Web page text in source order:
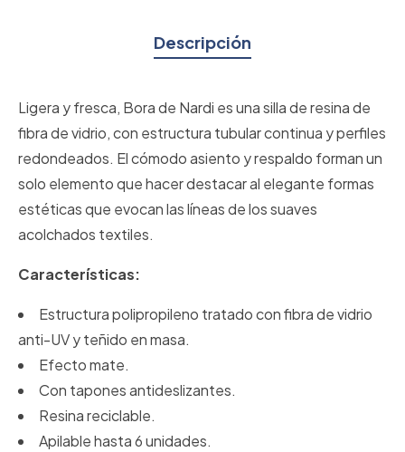
Descripción
Ligera y fresca, Bora de Nardi es una silla de resina de
fibra de vidrio, con estructura tubular continua y perfiles
redondeados. El cómodo asiento y respaldo forman un
solo elemento que hacer destacar al elegante formas
estéticas que evocan las líneas de los suaves
acolchados textiles.
Características:
Estructura polipropileno tratado con fibra de vidrio
anti-UV y teñido en masa.
Efecto mate.
Con tapones antideslizantes.
Resina reciclable.
Apilable hasta 6 unidades.